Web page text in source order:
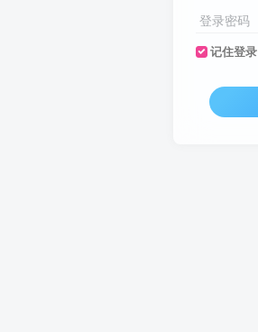
登录密码
记住登录